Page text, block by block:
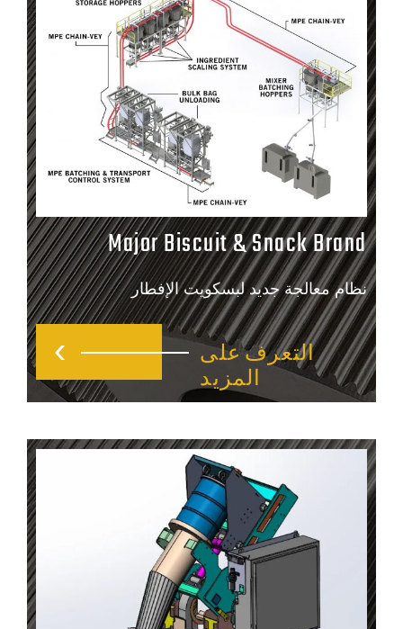
Major Biscuit & Snack
معالجة جديد لبسكويت الإفطار
التعرف على
المزيد